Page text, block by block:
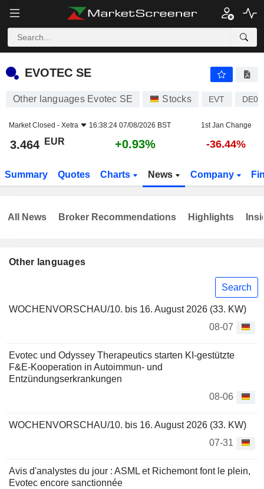
EVOTEC SE
EVOTEC SE
Other languages Evotec SE Stocks EVT
Market Closed - Xetra 16:38:24 07/08/2026 BST 1st Jan Change
3.464 EUR +0.93% -36.44%
Summary Quotes Charts News Company
Other languages
Search
WOCHENVORSCHAU/10. bis 16. August 2026 (33. KW)
08-07
Evotec und Odyssey Therapeutics starten KI-gestützte
F&E-Kooperation in Autoimmun- und
Entzündungserkrankungen
08-06
WOCHENVORSCHAU/10. bis 16. August 2026 (33. KW)
07-31
Avis d'analystes du jour : ASML et Richemont font le plein,
Evotec encore sanctionnée
All News Broker Recommendations Highlights